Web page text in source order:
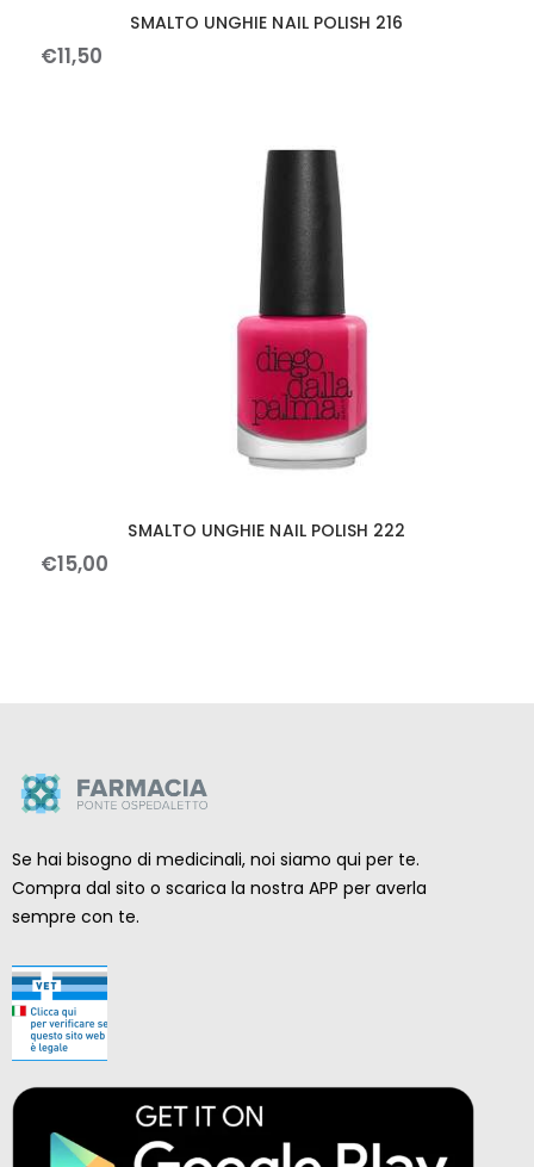
SMALTO UNGHIE NAIL POLISH 216
€11,50
SMALTO UNGHIE NAIL POLISH 222
€15,00
Se hai bisogno di medicinali, noi siamo qui per te.
Compra dal sito o scarica la nostra APP per averla
sempre con te.